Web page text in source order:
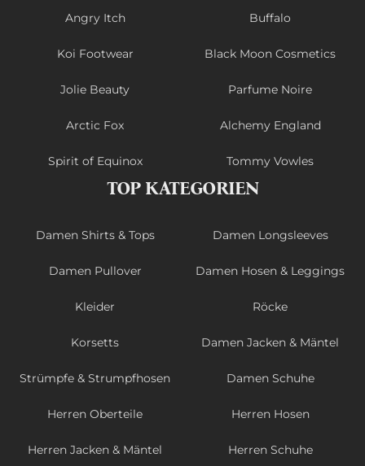
Angry Itch Buffalo
Koi Footwear Black Moon Cosmetics
Jolie Beauty Parfume Noire
Arctic Fox Alchemy England
Spirit of Equinox Tommy Vowles
TOP KATEGORIEN
Damen Shirts & Tops Damen Longsleeves
Damen Pullover Damen Hosen & Leggings
Kleider Röcke
Korsetts Damen Jacken & Mäntel
Strümpfe & Strumpfhosen Damen Schuhe
Herren Oberteile Herren Hosen
Herren Jacken & Mäntel Herren Schuhe